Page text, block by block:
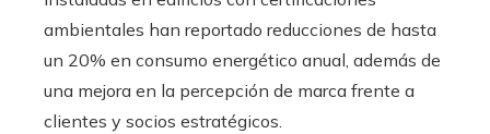
ambientales han reportado reducciones de hasta
un 20% en consumo energético anual, además de
una mejora en la percepción de marca frente a
clientes y socios estratégicos.